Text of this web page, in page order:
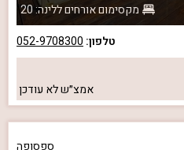
מקסימום אורחים ללינה: 20
טלפון: 052-9708300
אמצ״שלא עודכן
ספסופה